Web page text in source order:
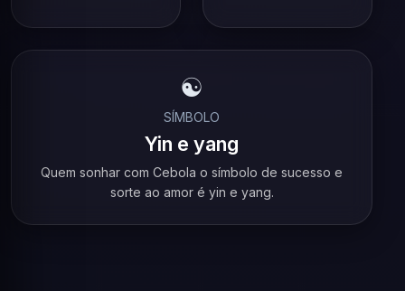
☯️
SÍMBOLO
Yin e yang
Quem sonhar com Cebola o símbolo de sucesso e
sorte ao amor é yin e yang.